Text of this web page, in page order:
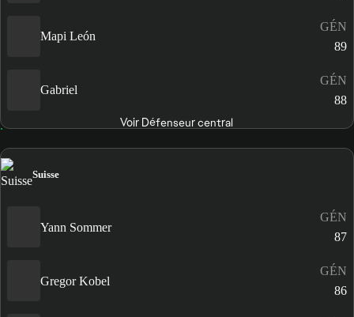
Mapi León
GÉN
89
Gabriel
GÉN
88
Voir Défenseur central
Suisse
Yann Sommer
GÉN
87
Gregor Kobel
GÉN
86